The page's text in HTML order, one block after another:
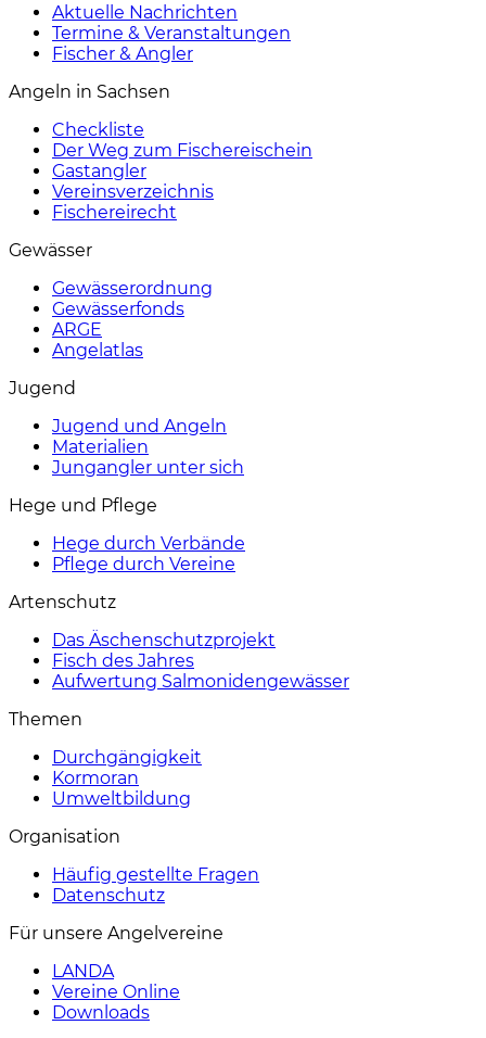
Aktuelle Nachrichten
Termine & Veranstaltungen
Fischer & Angler
Angeln in Sachsen
Checkliste
Der Weg zum Fischereischein
Gastangler
Vereinsverzeichnis
Fischereirecht
Gewässer
Gewässerordnung
Gewässerfonds
ARGE
Angelatlas
Jugend
Jugend und Angeln
Materialien
Jungangler unter sich
Hege und Pflege
Hege durch Verbände
Pflege durch Vereine
Artenschutz
Das Äschenschutzprojekt
Fisch des Jahres
Aufwertung Salmonidengewässer
Themen
Durchgängigkeit
Kormoran
Umweltbildung
Organisation
Häufig gestellte Fragen
Datenschutz
Für unsere Angelvereine
LANDA
Vereine Online
Downloads